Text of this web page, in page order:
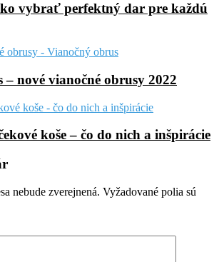
vybrať perfektný dar pre každú
nové vianočné obrusy 2022
koše – čo do nich a inšpirácie
nebude zverejnená. Vyžadované polia sú